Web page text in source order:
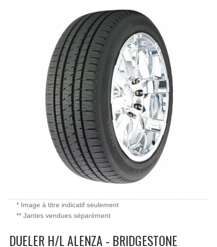
* Image à titre indicatif seulement
** Jantes vendues séparément
DUELER H/L ALENZA - BRIDGESTONE